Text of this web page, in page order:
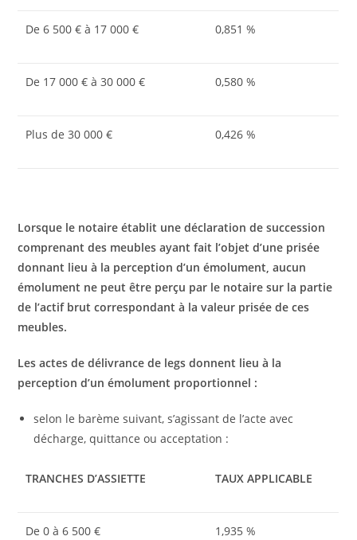
De 6 500 € à 17 000 € 0,851 %
De 17 000 € à 30 000 € 0,580 %
Plus de 30 000 € 0,426 %
Lorsque le notaire établit une déclaration de succession
comprenant des meubles ayant fait l’objet d’une prisée
donnant lieu à la perception d’un émolument, aucun
émolument ne peut être perçu par le notaire sur la partie
de l’actif brut correspondant à la valeur prisée de ces
meubles.
Les actes de délivrance de legs donnent lieu à la
perception d’un émolument proportionnel :
selon le barème suivant, s’agissant de l’acte avec
décharge, quittance ou acceptation :
TRANCHES D’ASSIETTE TAUX APPLICABLE
De 0 à 6 500 € 1,935 %